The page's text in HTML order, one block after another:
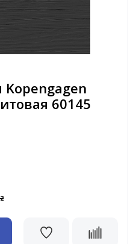
Kopengagen
60145
2